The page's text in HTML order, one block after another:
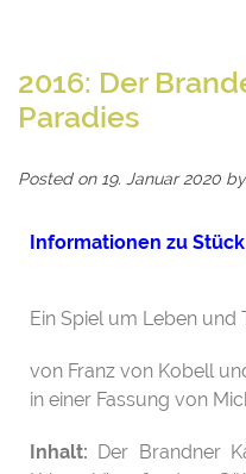
2016: Der
Paradies
Posted on 19. Januar 2020 by
Informationen zu Stück
Ein Spiel um Leben und
von Franz von Kobell
in einer Fassung von
Inhalt: Der Brandner